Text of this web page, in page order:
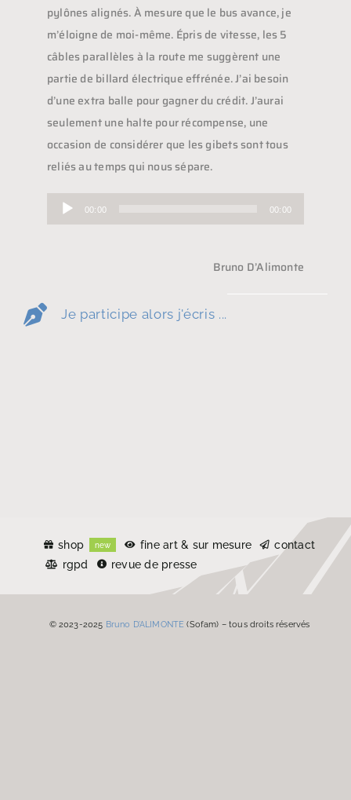
pylônes alignés. À mesure que le bus avance, je
m’éloigne de moi-même. Épris de vitesse, les 5
câbles parallèles à la route me suggèrent une
partie de billard électrique effrénée. J’ai besoin
d’une extra balle pour gagner du crédit. J’aurai
seulement une halte pour récompense, une
occasion de considérer que les gibets sont tous
reliés au temps qui nous sépare.
Lecteur
audio
00:00 00:00
Bruno D’Alimonte
Je participe alors j'écris ...
shop new fine art & sur mesure
contact
rgpd
revue de presse
© 2023-2025 Bruno D’ALIMONTE (Sofam) – tous droits réservés